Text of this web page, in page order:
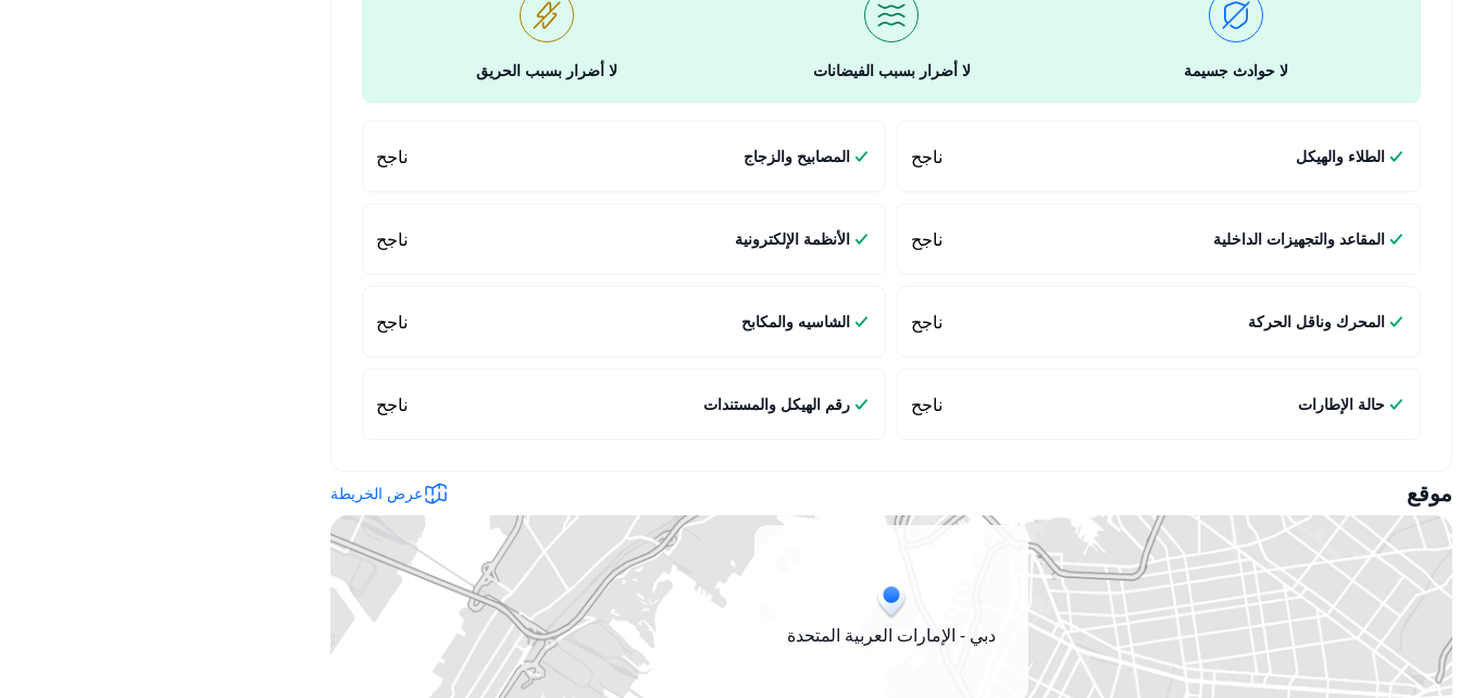
لا حوادث جسيمة لا أضرار بسبب الفيضانات لا أضرار بسبب الحريق
الطلاء والهيكل ناجح المصابيح والزجاج ناجح
المقاعد والتجهيزات الداخلية ناجح الأنظمة الإلكترونية ناجح
المحرك وناقل الحركة ناجح الشاسيه والمكابح ناجح
حالة الإطارات ناجح رقم الهيكل والمستندات ناجح
موقع عرض الخريطة
دبي - الإمارات العربية المتحدة